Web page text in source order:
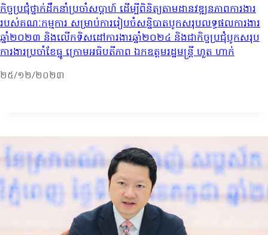
កិច្ចប្រជុំថ្នាក់ដឹកនាំប្រចាំសប្តាហ៍ ដើម្បីពិនិត្យតាមដានវឌ្ឍនភាពការងារ
របស់គណៈកម្មការ សម្រាប់ការរៀបចំសនិ្នបាតបូកសរុបលទ្ធផលការងារ
ឆ្នាំ២០២៣ និងលើកទិសដៅការងារឆ្នាំ២០២៤ និងជាកិច្ចប្រជុំបូកសរុប
ការងារប្រចាំខែធ្នូ ក្រោមអធិបតីភាព ឯកឧត្តមរដ្ឋមន្រ្តី ហួត ហាក់
២៥/១២/២០២៣